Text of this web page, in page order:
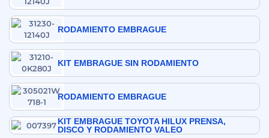
RODAMIENTO EMBRAGUE
KIT EMBRAGUE SIN RODAMIENTO
RODAMIENTO EMBRAGUE
KIT EMBRAGUE TOYOTA HILUX PRENSA,
DISCO Y RODAMIENTO VALEO